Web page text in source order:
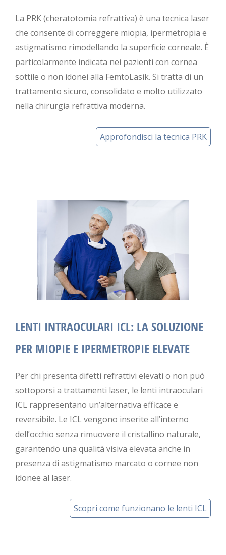
La PRK (cheratotomia refrattiva) è una tecnica laser
che consente di correggere miopia, ipermetropia e
astigmatismo rimodellando la superficie corneale. È
particolarmente indicata nei pazienti con cornea
sottile o non idonei alla FemtoLasik. Si tratta di un
trattamento sicuro, consolidato e molto utilizzato
nella chirurgia refrattiva moderna.
Approfondisci la tecnica PRK
LENTI INTRAOCULARI ICL: LA SOLUZIONE
PER MIOPIE E IPERMETROPIE ELEVATE
Per chi presenta difetti refrattivi elevati o non può
sottoporsi a trattamenti laser, le lenti intraoculari
ICL rappresentano un’alternativa efficace e
reversibile. Le ICL vengono inserite all’interno
dell’occhio senza rimuovere il cristallino naturale,
garantendo una qualità visiva elevata anche in
presenza di astigmatismo marcato o cornee non
idonee al laser.
Scopri come funzionano le lenti ICL